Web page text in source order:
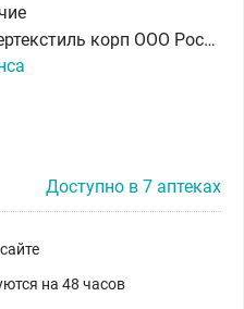
Интертекстиль корп ООО Россия
Доступно в 7 аптеках
на 48 часов